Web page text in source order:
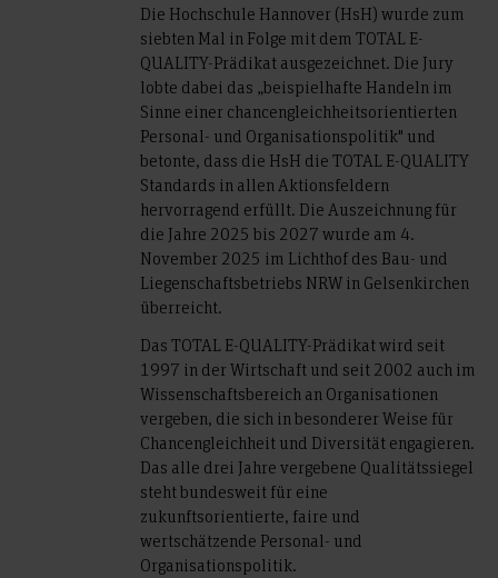
Die Hochschule Hannover (HsH) wurde zum
siebten Mal in Folge mit dem TOTAL E-
QUALITY-Prädikat ausgezeichnet. Die Jury
lobte dabei das „beispielhafte Handeln im
Sinne einer chancengleichheitsorientierten
Personal- und Organisationspolitik" und
betonte, dass die HsH die TOTAL E-QUALITY
Standards in allen Aktionsfeldern
hervorragend erfüllt. Die Auszeichnung für
die Jahre 2025 bis 2027 wurde am 4.
November 2025 im Lichthof des Bau- und
Liegenschaftsbetriebs NRW in Gelsenkirchen
überreicht.
Das TOTAL E-QUALITY-Prädikat wird seit
1997 in der Wirtschaft und seit 2002 auch im
Wissenschaftsbereich an Organisationen
vergeben, die sich in besonderer Weise für
Chancengleichheit und Diversität engagieren.
Das alle drei Jahre vergebene Qualitätssiegel
steht bundesweit für eine
zukunftsorientierte, faire und
wertschätzende Personal- und
Organisationspolitik.